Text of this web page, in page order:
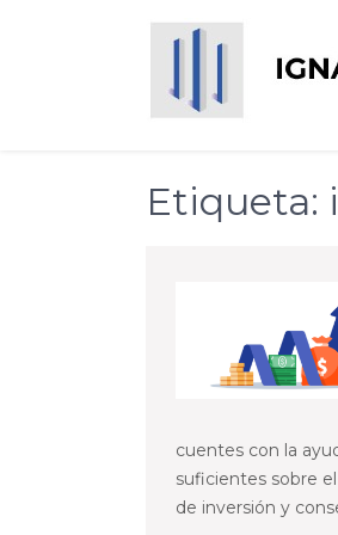
Etiqueta:
cuentes con la
suficientes sobre
de inversión y